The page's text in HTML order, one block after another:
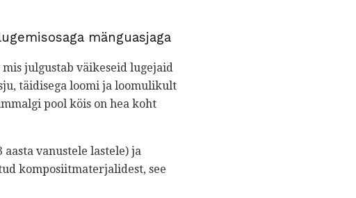
mänguasjaga
mis julgustab väikeseid lugejaid
täidisega loomi ja loomulikult
pool köis on hea koht
aasta vanustele lastele) ja
komposiitmaterjalidest, see